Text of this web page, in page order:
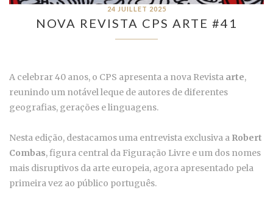
24 JUILLET 2025
NOVA REVISTA CPS ARTE #41
A celebrar 40 anos, o CPS apresenta a nova Revista arte,
reunindo um notável leque de autores de diferentes
geografias, gerações e linguagens.
Nesta edição, destacamos uma entrevista exclusiva a Robert
Combas, figura central da Figuração Livre e um dos nomes
mais disruptivos da arte europeia, agora apresentado pela
primeira vez ao público português.